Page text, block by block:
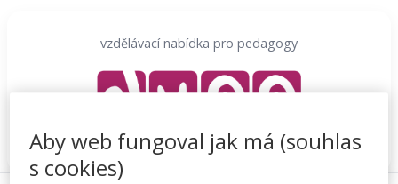
vzdělávací nabídka pro pedagogy
Aby web fungoval jak má (souhlas
s cookies)